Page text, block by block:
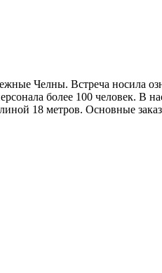
Челны. Встреча носила
более 100 человек. В
18 метров. Основные